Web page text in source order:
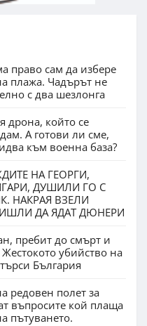
право сам да избере
плажа. Чадърът не
с два шезлонга
дрона, който се
А готови ли сме,
към военна база?
НА ГЕОРГИ,
ДУШИЛИ ГО С
НАКРАЯ ВЗЕЛИ
ДА ЯДАТ ДЮНЕРИ
пребит до смърт и
убийство на
България
редовен полет за
въпросите кой плаща
пътуването.